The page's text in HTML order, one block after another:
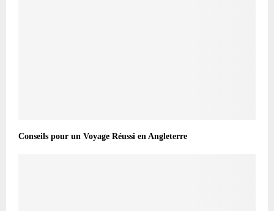
Conseils pour un Voyage Réussi en Angleterre